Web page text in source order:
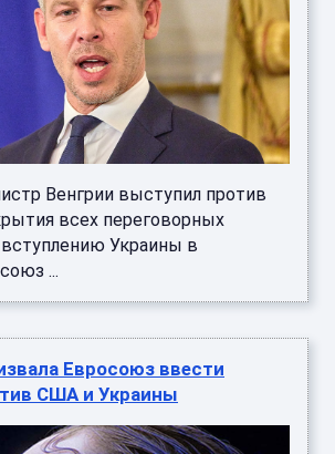
Венгрии выступил против
всех переговорных
вступлению Украины в
...
Евросоюз ввести
США и Украины